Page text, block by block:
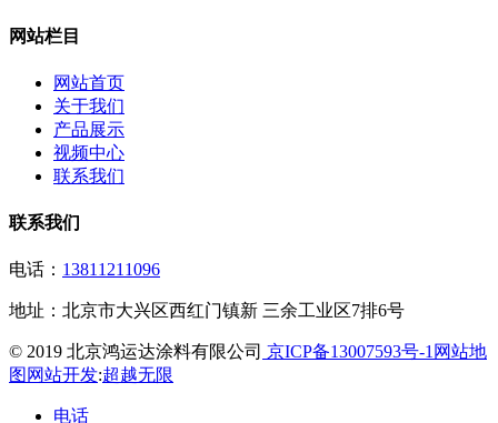
网站栏目
网站首页
关于我们
产品展示
视频中心
联系我们
联系我们
电话： 13811211096
地址： 北京市大兴区西红门镇新 三余工业区7排6号
© 2019 北京鸿运达涂料有限公司 京ICP备13007593号-1网站地
图 网站开发:超越无限
电话